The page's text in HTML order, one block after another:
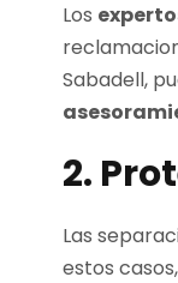
Los
Sabadell,
2.
Las
estos